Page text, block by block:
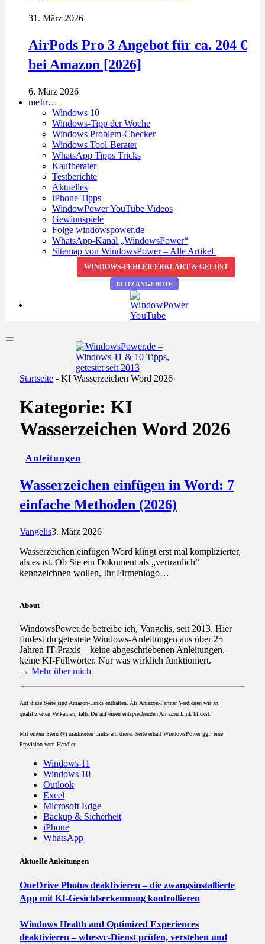
31. März 2026
AirPods Pro 3 Angebot für ca. 204 €
bei Amazon [2026]
6. März 2026
mehr…
Windows 10
Windows-Tipp der Woche
Windows Problem-Checker
Windows Tool-Berater
WhatsApp Tipps Tricks
Kaufberater
Testberichte
Aktuelles
iPhone Tipps
WindowPower YouTube Videos
Gewinnspiele
Folge windowspower.de
WhatsApp-Kanal „WindowsPower“
Sitemap von WindowsPower – Alle Artikel
WINDOWS-FEHLER ERKLÄRT & GELÖST
BLITZANGEBOTE
Startseite - KI Wasserzeichen Word 2026
Kategorie: KI
Wasserzeichen Word 2026
Anleitungen
Wasserzeichen einfügen in Word: 7
einfache Methoden (2026)
Vangelis3. März 2026
Wasserzeichen einfügen Word klingt erst mal komplizierter,
als es ist. Ob Sie ein Dokument als „vertraulich“
kennzeichnen wollen, Ihr Firmenlogo…
About
WindowsPower.de betreibe ich, Vangelis, seit 2013. Hier
findest du getestete Windows-Anleitungen aus über 25
Jahren IT-Praxis – keine abgeschriebenen Anleitungen,
keine KI-Füllwörter. Nur was wirklich funktioniert.
→ Mehr über mich
Auf diese Seite sind Amazon-Links enthalten. Als Amazon-Partner Verdienen wir an
qualifizierten Verkäufen, falls Du auf einen entsprechenden Amazon Link klickst.
Mit einem Stern (*) markierten Links auf dieser Seite erhält WindowsPower ggf. eine
Provision vom Händler.
Windows 11
Windows 10
Outlook
Excel
Microsoft Edge
Backup & Sicherheit
iPhone
WhatsApp
Aktuelle Anleitungen
OneDrive Photos deaktivieren – die zwangsinstallierte
App mit KI-Gesichtserkennung kontrollieren
Windows Health and Optimized Experiences
deaktivieren – whesvc-Dienst prüfen, verstehen und